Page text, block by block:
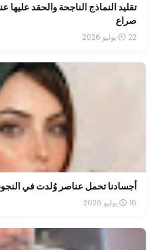
تقليد النماذج الناجحة والحقد عليها
صراع
22 يوليو 2026
أجسادنا تحمل عناصر وُلدت في
16 يوليو 2026